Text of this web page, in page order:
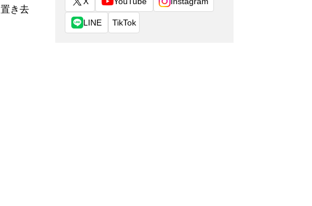
き去
LINE TikTok